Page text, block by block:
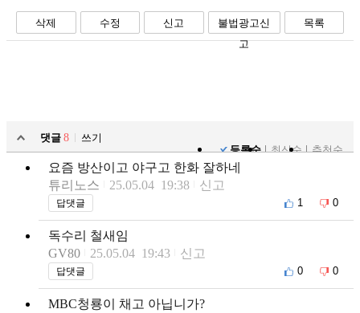
삭제 수정 신고
불법광고신
고
목록
댓글 8
쓰기
등록순
최신순 추천순
요즘 방산이고 야구고 한화 잘하네
튜리노스
25.05.04 19:38 신고
답댓글 1 0
독수리 철새임
GV80
25.05.04 19:43 신고
답댓글 0 0
MBC청룡이 채고 아닙니가?